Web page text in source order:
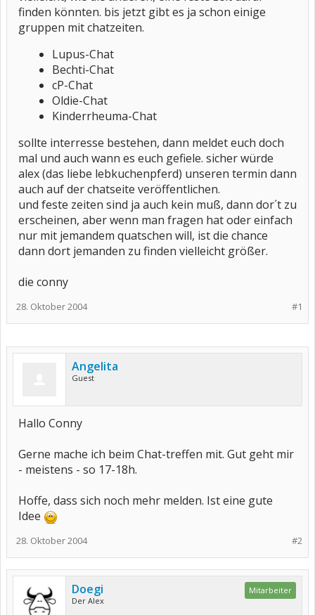
finden könnten. bis jetzt gibt es ja schon einige
gruppen mit chatzeiten.
Lupus-Chat
Bechti-Chat
cP-Chat
Oldie-Chat
Kinderrheuma-Chat
sollte interresse bestehen, dann meldet euch doch
mal und auch wann es euch gefiele. sicher würde
alex (das liebe lebkuchenpferd) unseren termin dann
auch auf der chatseite veröffentlichen.
und feste zeiten sind ja auch kein muß, dann dor´t zu
erscheinen, aber wenn man fragen hat oder einfach
nur mit jemandem quatschen will, ist die chance
dann dort jemanden zu finden vielleicht größer.
die conny
#1
28. Oktober 2004
Angelita
Guest
Hallo Conny
Gerne mache ich beim Chat-treffen mit. Gut geht mir
- meistens - so 17-18h.
Hoffe, dass sich noch mehr melden. Ist eine gute
Idee
#2
28. Oktober 2004
Doegi
Der Alex
Mitarbeiter